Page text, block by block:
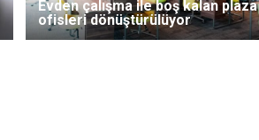
Evden çalışma ile boş kalan plaza
ofisleri dönüştürülüyor